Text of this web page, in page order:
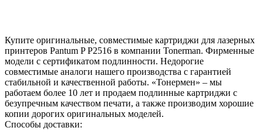
Купите оригинальные, совместимые картриджи для лазерных
принтеров Pantum P P2516 в компании Tonerman. Фирменные
модели с сертификатом подлинности. Недорогие
совместимые аналоги нашего производства с гарантией
стабильной и качественной работы. «Тонермен» – мы
работаем более 10 лет и продаем подлинные картриджи с
безупречным качеством печати, а также производим хорошие
копии дорогих оригинальных моделей.
Способы доставки: